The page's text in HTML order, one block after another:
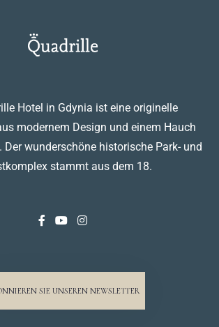
Hotel in Gdynia ist eine originelle
modernem Design und einem Hauch
Der wunderschöne historische Park- und
stammt aus dem 18.
SIE UNSEREN NEWSLETTER